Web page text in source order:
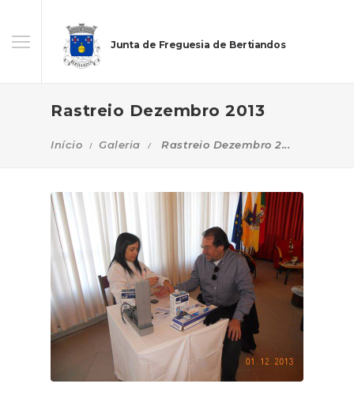
Junta de Freguesia de Bertiandos
Rastreio Dezembro 2013
Início Galeria Rastreio Dezembro 2...